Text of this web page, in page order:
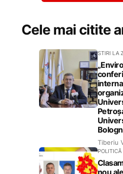
Cele mai citite
STIRI LA
Tiberiu
POLITICĂ
nou